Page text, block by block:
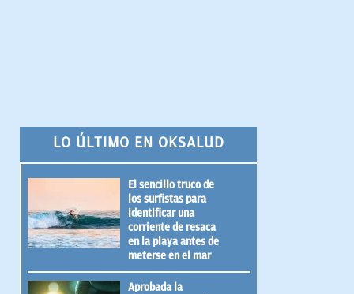
LO ÚLTIMO EN OKSALUD
El sencillo truco de
los surfistas para
identificar una
corriente de resaca
en la playa antes de
meterse en el mar
Aprobada la